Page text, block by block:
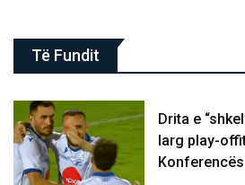
Të Fundit
Drita e
larg play-
Konferencës